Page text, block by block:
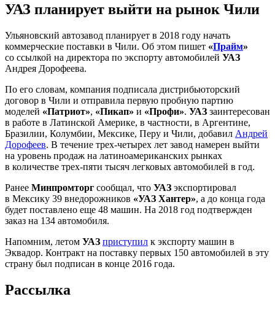
УАЗ планирует выйти на рынок Чили
Ульяновский автозавод планирует в 2018 году начать
коммерческие поставки в Чили. Об этом пишет «Прайм»
со ссылкой на директора по экспорту автомобилей УАЗ
Андрея Дорофеева.
По его словам, компания подписала дистрибьюторский
договор в Чили и отправила первую пробную партию
моделей «Патриот», «Пикап» и «Профи». УАЗ заинтересован
в работе в Латинской Америке, в частности, в Аргентине,
Бразилии, Колумбии, Мексике, Перу и Чили, добавил Андрей
Дорофеев. В течение трех-четырех лет завод намерен выйти
на уровень продаж на латиноамериканских рынках
в количестве трех-пяти тысяч легковых автомобилей в год.
Ранее Минпромторг сообщал, что УАЗ экспортировал
в Мексику 39 внедорожников «УАЗ Хантер», а до конца года
будет поставлено еще 48 машин. На 2018 год подтвержден
заказ на 134 автомобиля.
Напомним, летом УАЗ приступил к экспорту машин в
Эквадор. Контракт на поставку первых 150 автомобилей в эту
страну был подписан в конце 2016 года.
Рассылка